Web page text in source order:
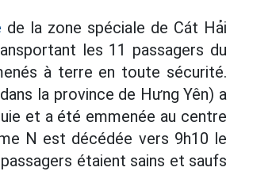
de la zone spéciale de Cát Hải
les 11 passagers du
à terre en toute sécurité.
la province de Hưng Yên) a
et a été emmenée au centre
N est décédée vers 9h10 le
étaient sains et saufs